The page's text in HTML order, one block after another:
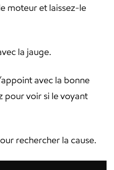
moteur et laissez-le
la jauge.
avec la bonne
pour voir si le voyant
rechercher la cause.